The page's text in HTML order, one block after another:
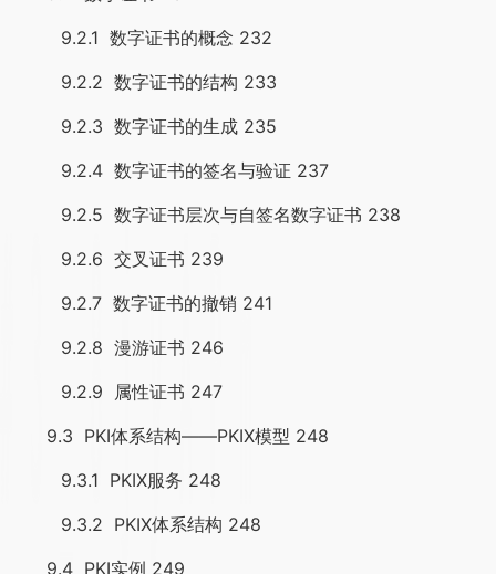
9.2.1 数字证书的概念 232
9.2.2 数字证书的结构 233
9.2.3 数字证书的生成 235
9.2.4 数字证书的签名与验证 237
9.2.5 数字证书层次与自签名数字证书 238
9.2.6 交叉证书 239
9.2.7 数字证书的撤销 241
9.2.8 漫游证书 246
9.2.9 属性证书 247
9.3 PKI体系结构——PKIX模型 248
9.3.1 PKIX服务 248
9.3.2 PKIX体系结构 248
9.4 PKI实例 249